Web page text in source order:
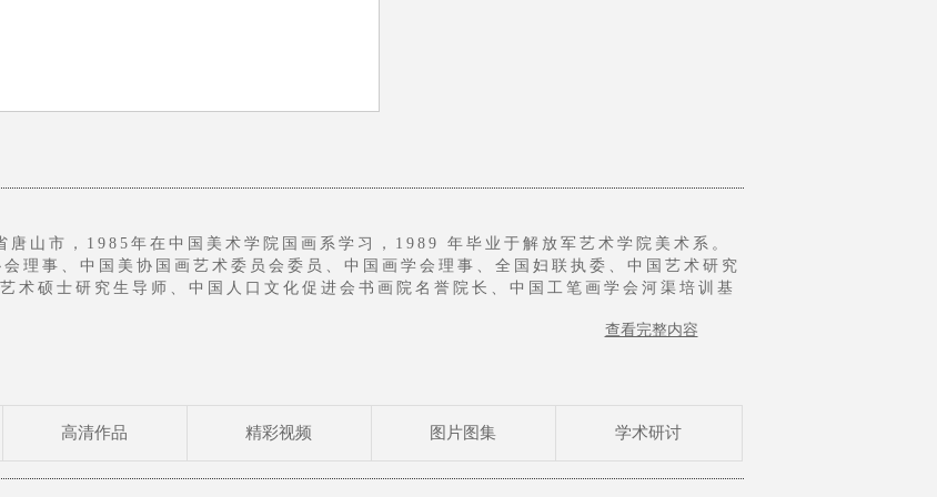
山市，1985年在中国美术学院国画系学习，1989 年毕业于解放军艺术学院美术系。
事、中国美协国画艺术委员会委员、中国画学会理事、全国妇联执委、中国艺术研究
术硕士研究生导师、中国人口文化促进会书画院名誉院长、中国工笔画学会河渠培训基
国画展、全国首届中国画大展、北京第二届国际美术双年展等。其代表作《青春华
、全国首届中国画大 展银奖、东方杯国际水墨画大赛银奖、庆祝建军75周年美术作品
国美术馆、中国军事博物馆、联合国教科文组织等国内外机构和个人收藏。
查看完整内容
高清作品 精彩视频 图片图集 学术研讨